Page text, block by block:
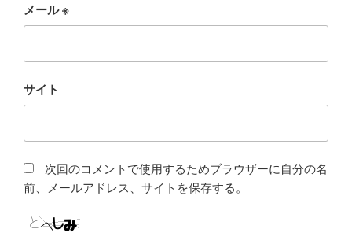
メール※
サイト
次回のコメントで使用するためブラウザーに自分の名
前、メールアドレス、サイトを保存する。